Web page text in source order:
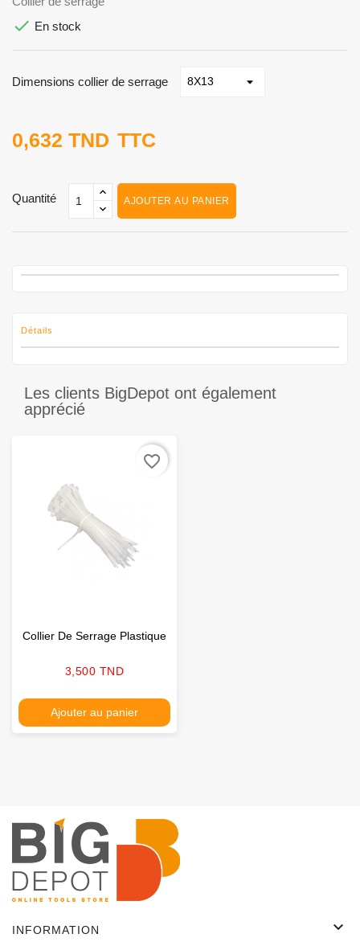
 En stock
Dimensions collier de serrage
0,632 TND TTC
Quantité AJOUTER AU PANIER
Détails
Les clients BigDepot ont également
apprécié
Collier De Serrage Plastique
Prix
3,500 TND
Ajouter au panier
favorite_border
INFORMATION
